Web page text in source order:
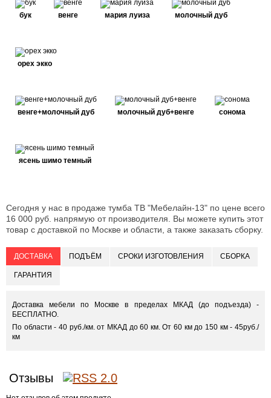
бук венге мария луиза молочный дуб
орех экко
венге+молочный дуб молочный дуб+венге сонома
ясень шимо темный
Сегодня у нас в продаже тумба ТВ "Мебелайн-13" по цене всего
16 000 руб. напрямую от производителя. Вы можете купить этот
товар с доставкой по Москве и области, а также заказать сборку.
ДОСТАВКА ПОДЪЁМ СРОКИ ИЗГОТОВЛЕНИЯ СБОРКА
ГАРАНТИЯ
Доставка мебели по Москве в пределах МКАД (до подъезда) -
БЕСПЛАТНО.
По области - 40 руб./км. от МКАД до 60 км. От 60 км до 150 км - 45руб./
км
Отзывы